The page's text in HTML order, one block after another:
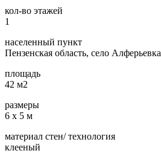
кол-во этажей
1
населенный пункт
Пензенская область, село Алферьевка
площадь
42 м2
размеры
6 х 5 м
материал стен/ технология
клееный